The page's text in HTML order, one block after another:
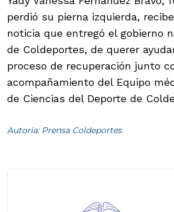
perdió su pierna izquierda,
noticia que entregó el gobierno
de Coldeportes, de querer
proceso de recuperación junto
acompañamiento del Equipo
de Ciencias del Deporte de
Autoría: Prensa Coldeportes